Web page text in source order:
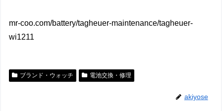
mr-coo.com/battery/tagheuer-maintenance/tagheuer-
wi1211
ブランド・ウォッチ 電池交換・修理
akiyose